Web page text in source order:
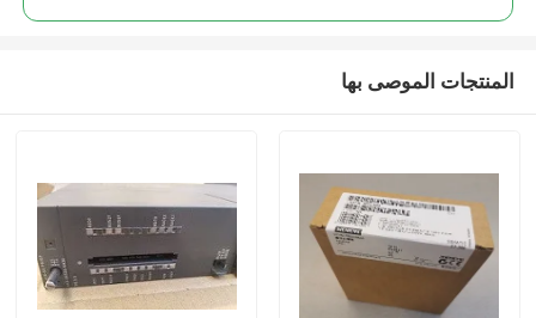
المنتجات الموصى بها